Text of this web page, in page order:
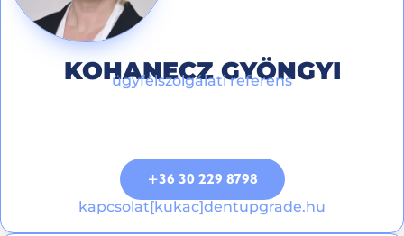
KOHANECZ GYÖNGYI
ügyfélszolgálati referens
+36 30 229 8798
kapcsolat[kukac]dentupgrade.hu